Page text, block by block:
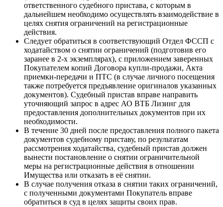
ответственного судебного пристава, с которым в
дальнейшем необходимо осуществлять взаимодействие в
целях снятия ограничений на регистрационные
действия.
Следует обратиться в соответствующий Отдел ФССП с
ходатайством о снятии ограничений (подготовив его
заранее в 2-х экземплярах), с приложением заверенных
Покупателем копий Договора купли-продажи, Акта
приемки-передачи и ПТС (в случае личного посещения
также потребуется предъявление оригиналов указанных
документов). Судебный пристав вправе направить
уточняющий запрос в адрес АО ВТБ Лизинг для
предоставления дополнительных документов при их
необходимости.
В течение 30 дней после предоставления полного пакета
документов судебному приставу, по результатам
рассмотрения ходатайства, судебный пристав должен
вынести постановление о снятии ограничительной
меры на регистрационные действия в отношении
Имущества или отказать в её снятии.
В случае получения отказа в снятии таких ограничений,
с полученными документами Покупатель вправе
обратиться в суд в целях защиты своих прав.